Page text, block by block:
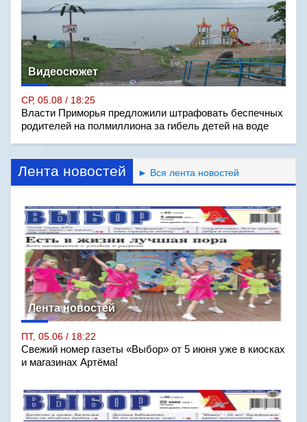
Видеосюжет
СР, 05.08 / 18:25
Власти Приморья предложили штрафовать беспечных
родителей на полмиллиона за гибель детей на воде
Лента новостей ► Вся лента новостей
Лента новостей
ПТ, 05.06 / 18:22
Свежий номер газеты «Выбор» от 5 июня уже в киосках
и магазинах Артёма!